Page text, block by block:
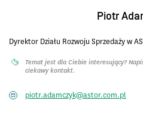
Piotr
Dyrektor Działu Rozwoju Sprzedaży w
Temat jest dla Ciebie interesujący?
ciekawy kontakt.
piotr.adamczyk@astor.com.pl